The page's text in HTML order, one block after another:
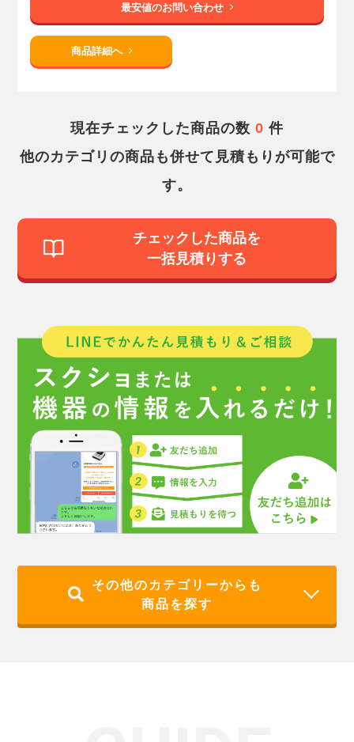
最安値のお問い合わせ
商品詳細へ
現在チェックした商品の数 0 件
他のカテゴリの商品も併せて見積もりが可能で
す。
チェックした商品を
一括見積りする
その他のカテゴリーからも
商品を探す